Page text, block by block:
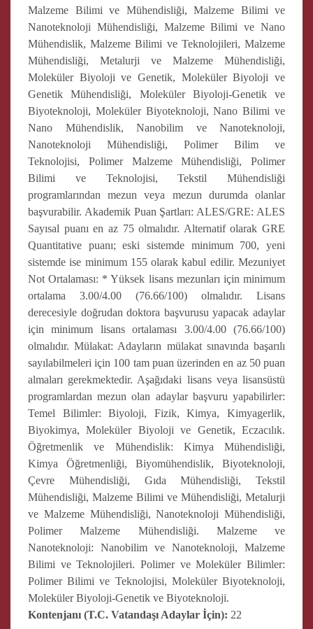
Malzeme Bilimi ve Mühendisliği, Malzeme Bilimi ve
Nanoteknoloji Mühendisliği, Malzeme Bilimi ve Nano
Mühendislik, Malzeme Bilimi ve Teknolojileri, Malzeme
Mühendisliği, Metalurji ve Malzeme Mühendisliği,
Moleküler Biyoloji ve Genetik, Moleküler Biyoloji ve
Genetik Mühendisliği, Moleküler Biyoloji-Genetik ve
Biyoteknoloji, Moleküler Biyoteknoloji, Nano Bilimi ve
Nano Mühendislik, Nanobilim ve Nanoteknoloji,
Nanoteknoloji Mühendisliği, Polimer Bilim ve
Teknolojisi, Polimer Malzeme Mühendisliği, Polimer
Bilimi ve Teknolojisi, Tekstil Mühendisliği
programlarından mezun veya mezun durumda olanlar
başvurabilir. Akademik Puan Şartları: ALES/GRE: ALES
Sayısal puanı en az 75 olmalıdır. Alternatif olarak GRE
Quantitative puanı; eski sistemde minimum 700, yeni
sistemde ise minimum 155 olarak kabul edilir. Mezuniyet
Not Ortalaması: * Yüksek lisans mezunları için minimum
ortalama 3.00/4.00 (76.66/100) olmalıdır. Lisans
derecesiyle doğrudan doktora başvurusu yapacak adaylar
için minimum lisans ortalaması 3.00/4.00 (76.66/100)
olmalıdır. Mülakat: Adayların mülakat sınavında başarılı
sayılabilmeleri için 100 tam puan üzerinden en az 50 puan
almaları gerekmektedir. Aşağıdaki lisans veya lisansüstü
programlardan mezun olan adaylar başvuru yapabilirler:
Temel Bilimler: Biyoloji, Fizik, Kimya, Kimyagerlik,
Biyokimya, Moleküler Biyoloji ve Genetik, Eczacılık.
Öğretmenlik ve Mühendislik: Kimya Mühendisliği,
Kimya Öğretmenliği, Biyomühendislik, Biyoteknoloji,
Çevre Mühendisliği, Gıda Mühendisliği, Tekstil
Mühendisliği, Malzeme Bilimi ve Mühendisliği, Metalurji
ve Malzeme Mühendisliği, Nanoteknoloji Mühendisliği,
Polimer Malzeme Mühendisliği. Malzeme ve
Nanoteknoloji: Nanobilim ve Nanoteknoloji, Malzeme
Bilimi ve Teknolojileri. Polimer ve Moleküler Bilimler:
Polimer Bilimi ve Teknolojisi, Moleküler Biyoteknoloji,
Moleküler Biyoloji-Genetik ve Biyoteknoloji.
Kontenjanı (T.C. Vatandaşı Adaylar İçin): 22